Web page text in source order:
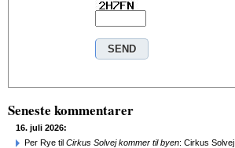
Seneste kommentarer
16. juli 2026:
Per Rye til Cirkus Solvej kommer til byen: Cirkus Solvej